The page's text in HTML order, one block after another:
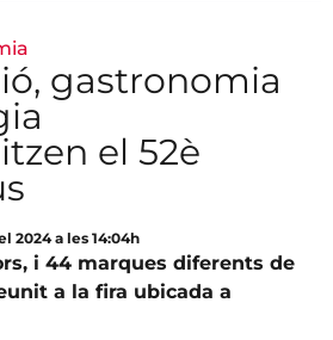
gastronomia
el 52è
2024 a les 14:04h
i 44 marques diferents de
a la fira ubicada a